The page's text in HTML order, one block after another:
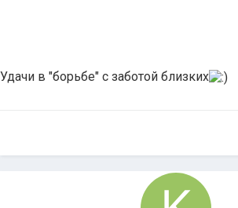
Удачи в "борьбе" с заботой близких